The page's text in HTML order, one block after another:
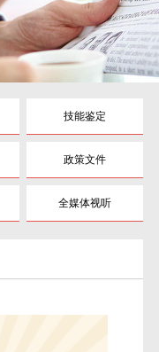
技能鉴定
政策文件
全媒体视听